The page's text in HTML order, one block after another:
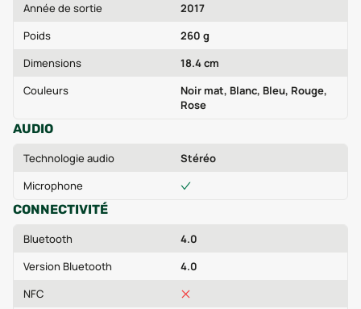
Année de sortie
2017
Poids
260 g
Dimensions
18.4 cm
Couleurs
Noir mat, Blanc, Bleu, Rouge,
Rose
AUDIO
Technologie audio
Stéréo
Microphone
CONNECTIVITÉ
Bluetooth
4.0
Version Bluetooth
4.0
NFC